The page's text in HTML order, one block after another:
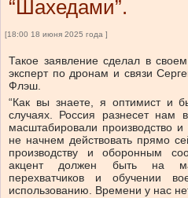
“Шахедами”.
[18:00 18 июня 2025 года ]
Такое заявление сделал в
эксперт по дронам и связи
Флэш.
“Как вы знаете, я оптимист и
случаях. Россия разнесет нам
масштабировали производство
не начнем действовать прямо
производству и оборонным
акцент должен быть на
перехватчиков и обучении
использованию. Времени у нас